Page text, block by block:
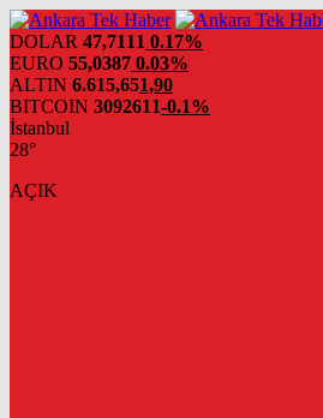
DOLAR 47,7111 0.17%
EURO 55,0387 0.03%
ALTIN 6.615,651,90
BITCOIN 3092611-0.1%
İstanbul
28°
AÇIK